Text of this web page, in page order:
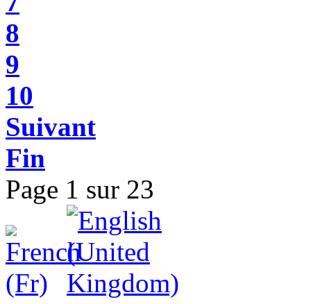
8
9
10
Suivant
Fin
Page 1 sur 23